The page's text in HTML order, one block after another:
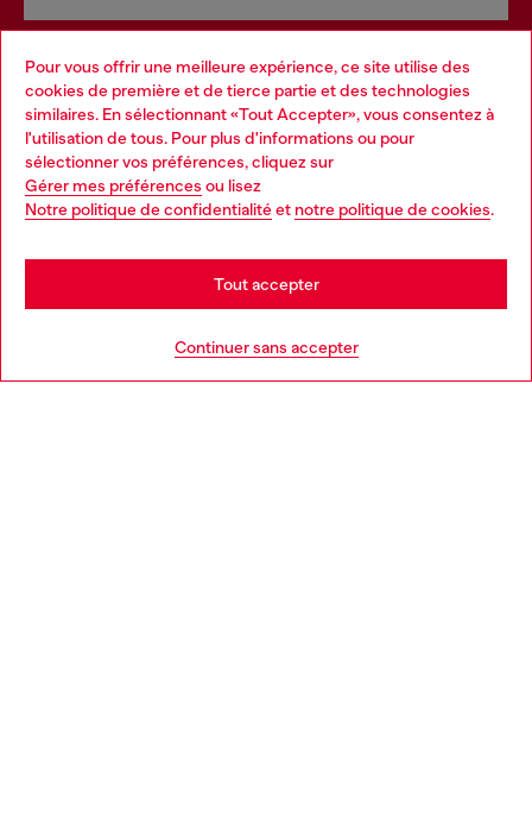
Pour vous offrir une meilleure expérience, ce site utilise des
cookies de première et de tierce partie et des technologies
similaires. En sélectionnant «Tout Accepter», vous consentez à
l'utilisation de tous. Pour plus d'informations ou pour
sélectionner vos préférences, cliquez sur
Gérer mes préférences ou lisez
Notre politique de confidentialitéet notre politique de cookies.
Continuer sans accepter
Tout accepter
Services omnicanaux
Découvrez tous nos services, en ligne et en magasin.
En savoir plus
Choose your location
You are currently browsing Belgique website, but it seems you
may be based in United States